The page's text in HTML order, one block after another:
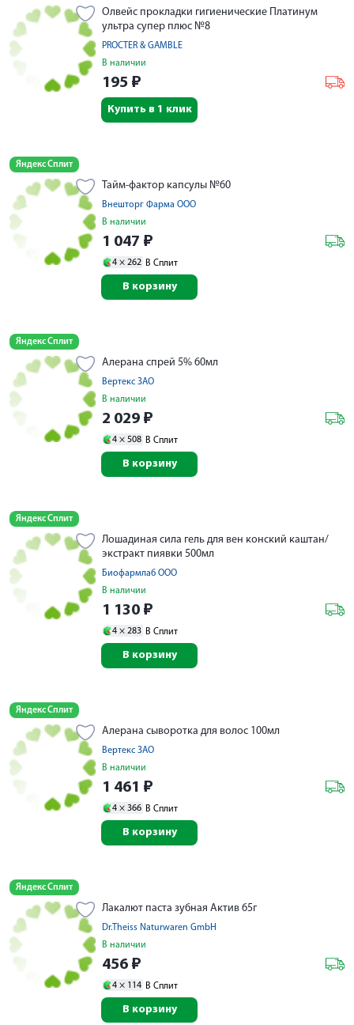
Олвейс прокладки гигиенические Платинум
ультра супер плюс №8
PROCTER & GAMBLE
В наличии
195 ₽
Купить в 1 клик
Яндекс Сплит
Тайм-фактор капсулы №60
Внешторг Фарма ООО
В наличии
1 047 ₽
4 × 262 В Сплит
В корзину
Яндекс Сплит
Алерана спрей 5% 60мл
Вертекс ЗАО
В наличии
2 029 ₽
4 × 508 В Сплит
В корзину
Яндекс Сплит
Лошадиная сила гель для вен конский каштан/
экстракт пиявки 500мл
Биофармлаб ООО
В наличии
1 130 ₽
4 × 283 В Сплит
В корзину
Яндекс Сплит
Алерана сыворотка для волос 100мл
Вертекс ЗАО
В наличии
1 461 ₽
4 × 366 В Сплит
В корзину
Яндекс Сплит
Лакалют паста зубная Актив 65г
Dr.Theiss Naturwaren GmbH
В наличии
456 ₽
4 × 114 В Сплит
В корзину